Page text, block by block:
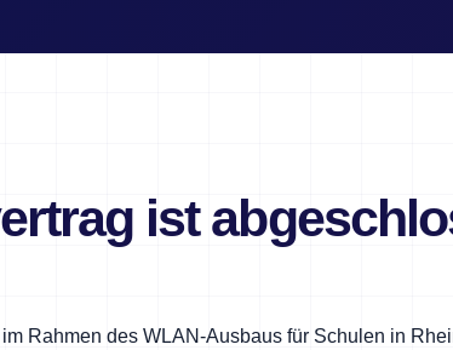
ist
Rahmen des WLAN-Ausbaus für Schulen in